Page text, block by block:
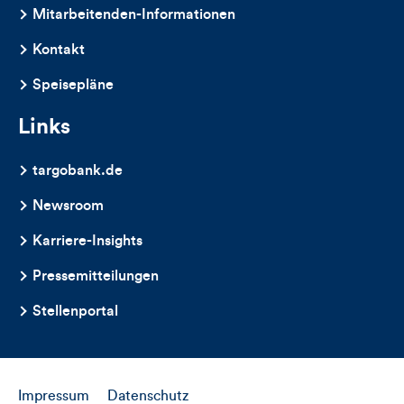
Artikels
Mitarbeitenden-Informationen
Kontakt
Speisepläne
Links
targobank.de
Newsroom
Karriere-Insights
Pressemitteilungen
Stellenportal
Impressum Datenschutz